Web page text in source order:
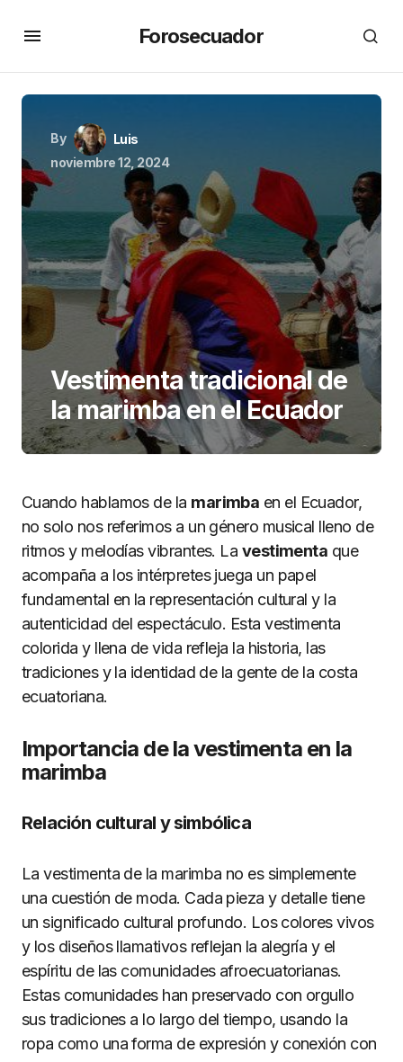
Forosecuador
By
Luis
noviembre 12, 2024
Vestimenta tradicional de
la marimba en el Ecuador
Cuando hablamos de la marimba en el Ecuador,
no solo nos referimos a un género musical lleno de
ritmos y melodías vibrantes. La vestimenta que
acompaña a los intérpretes juega un papel
fundamental en la representación cultural y la
autenticidad del espectáculo. Esta vestimenta
colorida y llena de vida refleja la historia, las
tradiciones y la identidad de la gente de la costa
ecuatoriana.
Importancia de la vestimenta en la
marimba
Relación cultural y simbólica
La vestimenta de la marimba no es simplemente
una cuestión de moda. Cada pieza y detalle tiene
un significado cultural profundo. Los colores vivos
y los diseños llamativos reflejan la alegría y el
espíritu de las comunidades afroecuatorianas.
Estas comunidades han preservado con orgullo
sus tradiciones a lo largo del tiempo, usando la
ropa como una forma de expresión y conexión con